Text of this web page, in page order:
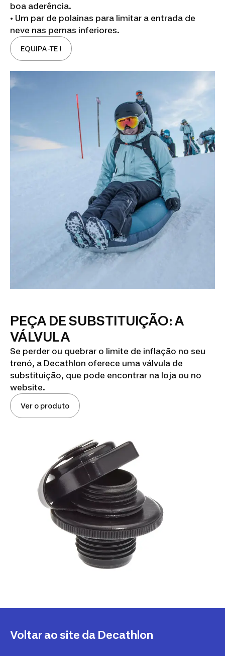
boa aderência.
• Um par de polainas para limitar a entrada de
neve nas pernas inferiores.
EQUIPA-TE !
PEÇA DE SUBSTITUIÇÃO: A
VÁLVULA
Se perder ou quebrar o limite de inflação no seu
trenó, a Decathlon oferece uma válvula de
substituição, que pode encontrar na loja ou no
website.
Ver o produto
Voltar ao site da Decathlon